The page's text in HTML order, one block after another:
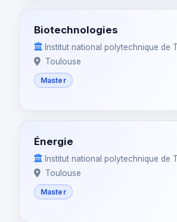
Biotechnologies
Institut national polytechnique de
Toulouse
Master
Énergie
Institut national polytechnique de
Toulouse
Master